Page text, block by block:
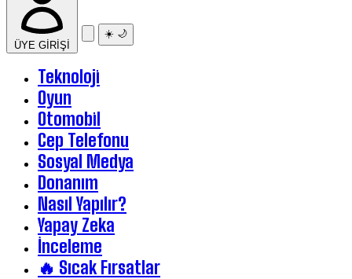
ÜYE GİRİŞİ
☀️ 🌙
Teknoloji
Oyun
Otomobil
Cep Telefonu
Sosyal Medya
Donanım
Nasıl Yapılır?
Yapay Zeka
İnceleme
🔥 Sıcak Fırsatlar